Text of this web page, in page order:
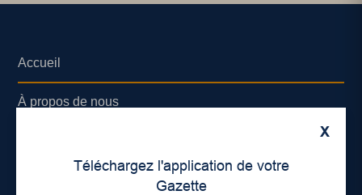
X
Téléchargez l'application de votre
Gazette
Accueil
À propos de nous